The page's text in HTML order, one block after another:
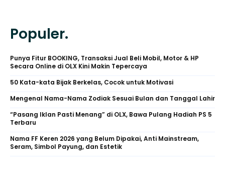
Populer.
Punya Fitur BOOKING, Transaksi Jual Beli Mobil, Motor & HP
Secara Online di OLX Kini Makin Tepercaya
50 Kata-kata Bijak Berkelas, Cocok untuk Motivasi
Mengenal Nama-Nama Zodiak Sesuai Bulan dan Tanggal Lahir
“Pasang Iklan Pasti Menang” di OLX, Bawa Pulang Hadiah PS 5
Terbaru
Nama FF Keren 2026 yang Belum Dipakai, Anti Mainstream,
Seram, Simbol Payung, dan Estetik